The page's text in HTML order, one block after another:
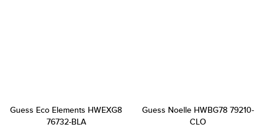
Guess Eco Elements HWEXG8
76732-BLA
Guess Noelle HWBG78 79210-
CLO